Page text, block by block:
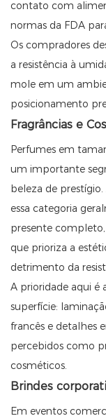
contato com
normas da FDA
Os compradores
a resistência à
mole em um
posicionamento
Fragrâncias e
Perfumes em
um importante
beleza de
essa categoria
presente
que prioriza a
detrimento da
A prioridade aqui é
superfície:
francês e detalhes
percebidos como
cosméticos.
Brindes
Em eventos